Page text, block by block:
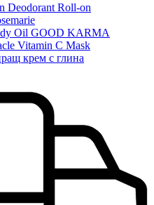
Deodorant Roll-on
Oil GOOD KARMA
Vitamin C Mask
крем с глина